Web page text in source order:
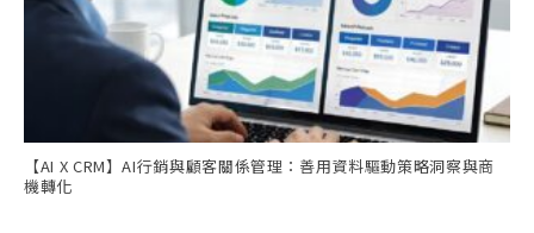
【AI X CRM】AI行銷與顧客關係管理：善用資料驅動策略洞察與商
機轉化